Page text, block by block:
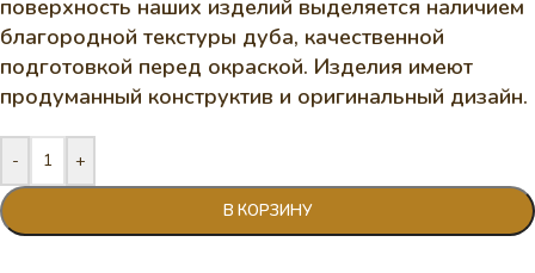
поверхность наших изделий выделяется наличием
благородной текстуры дуба, качественной
подготовкой перед окраской. Изделия имеют
продуманный конструктив и оригинальный дизайн.
- +
В КОРЗИНУ